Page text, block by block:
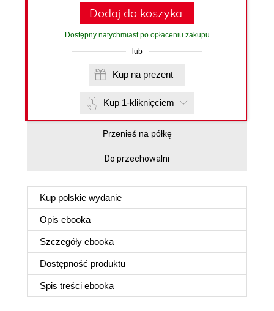
Dodaj do koszyka
Dostępny natychmiast po opłaceniu zakupu
lub
Kup na prezent
Kup 1-kliknięciem
Przenieś na półkę
Do przechowalni
Kup polskie wydanie
Opis ebooka
Szczegóły ebooka
Dostępność produktu
Spis treści ebooka